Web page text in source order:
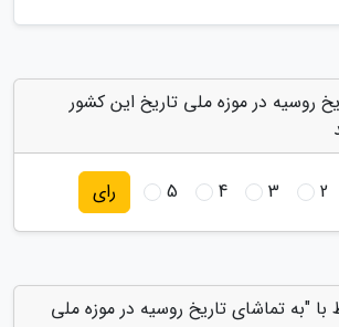
روسیه در موزه ملی تاریخ این کشور
2
3
4
5 رای
با "به تماشای تاریخ روسیه در موزه ملی